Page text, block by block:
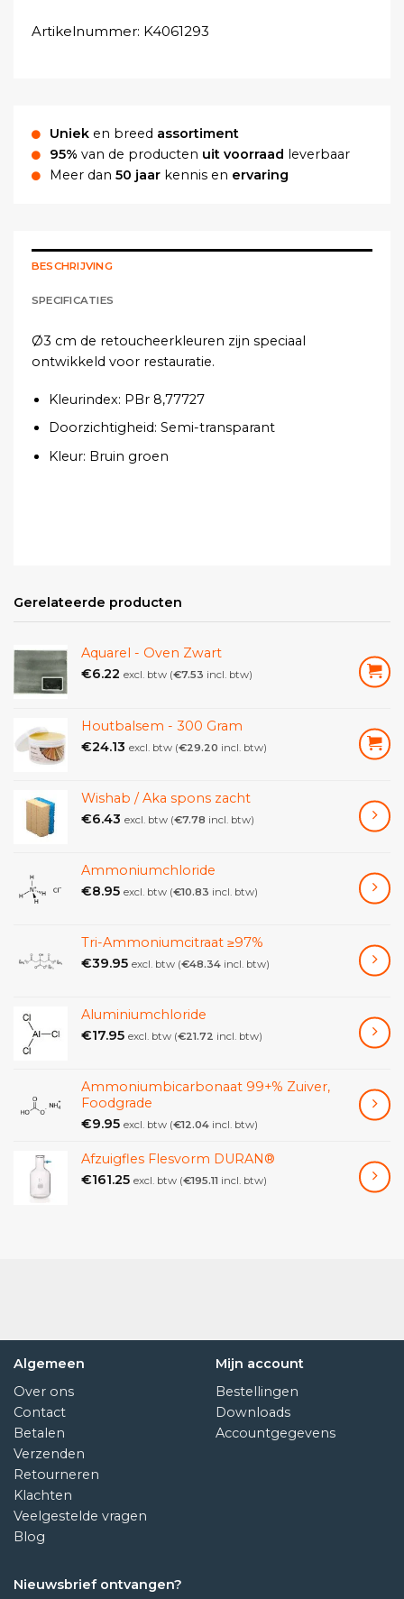
Artikelnummer: K4061293
Uniek en breed assortiment
95% van de producten uit voorraad
leverbaar
Meer dan 50 jaar kennis en ervaring
BESCHRIJVING
SPECIFICATIES
Ø3 cm de retoucheerkleuren zijn speciaal
ontwikkeld voor restauratie.
Kleurindex: PBr 8,77727
Doorzichtigheid: Semi-transparant
Kleur: Bruin groen
Gerelateerde producten
Aquarel - Oven Zwart
€6.22 excl. btw (€7.53 incl. btw)
Houtbalsem - 300 Gram
€24.13 excl. btw (€29.20 incl. btw)
Wishab / Aka spons zacht
€6.43 excl. btw (€7.78 incl. btw)
Ammoniumchloride
€8.95 excl. btw (€10.83 incl. btw)
Tri-Ammoniumcitraat ≥97%
€39.95 excl. btw (€48.34 incl. btw)
Aluminiumchloride
€17.95 excl. btw (€21.72 incl. btw)
Ammoniumbicarbonaat 99+% Zuiver,
Foodgrade
€9.95 excl. btw (€12.04 incl. btw)
Afzuigfles Flesvorm DURAN®
€161.25 excl. btw (€195.11 incl. btw)
Algemeen
Over ons
Contact
Betalen
Verzenden
Retourneren
Klachten
Veelgestelde vragen
Blog
Mijn account
Bestellingen
Downloads
Accountgegevens
Nieuwsbrief ontvangen?